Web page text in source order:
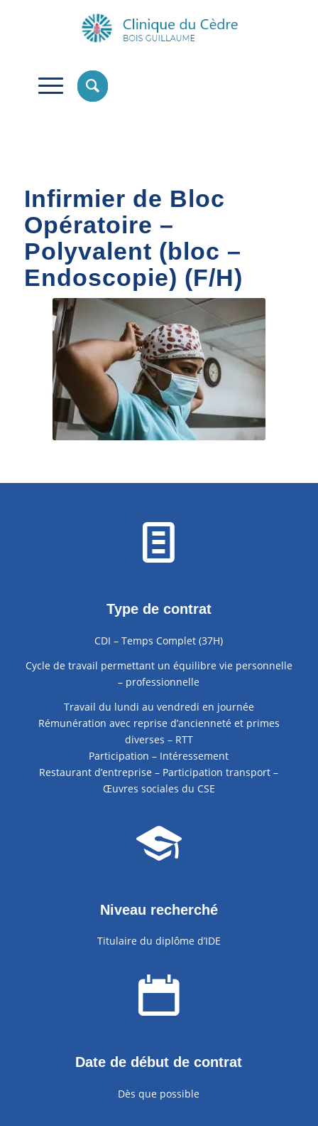
Infirmier de Bloc
Opératoire –
Polyvalent (bloc –
Endoscopie) (F/H)
Type de contrat
CDI – Temps Complet (37H)
Cycle de travail permettant un équilibre vie personnelle
– professionnelle
Travail du lundi au vendredi en journée
Rémunération avec reprise d’ancienneté et primes
diverses – RTT
Participation – Intéressement
Restaurant d’entreprise – Participation transport –
Œuvres sociales du CSE
Niveau recherché
Titulaire du diplôme d’IDE
Date de début de contrat
Dès que possible